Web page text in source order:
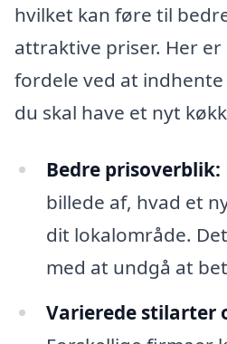
hvilket kan føre til
attraktive priser. Her
fordele ved at
du skal have et nyt
Bedre prisoverblik:
billede af, hvad et
dit lokalområde.
med at undgå at
Varierede stilarter